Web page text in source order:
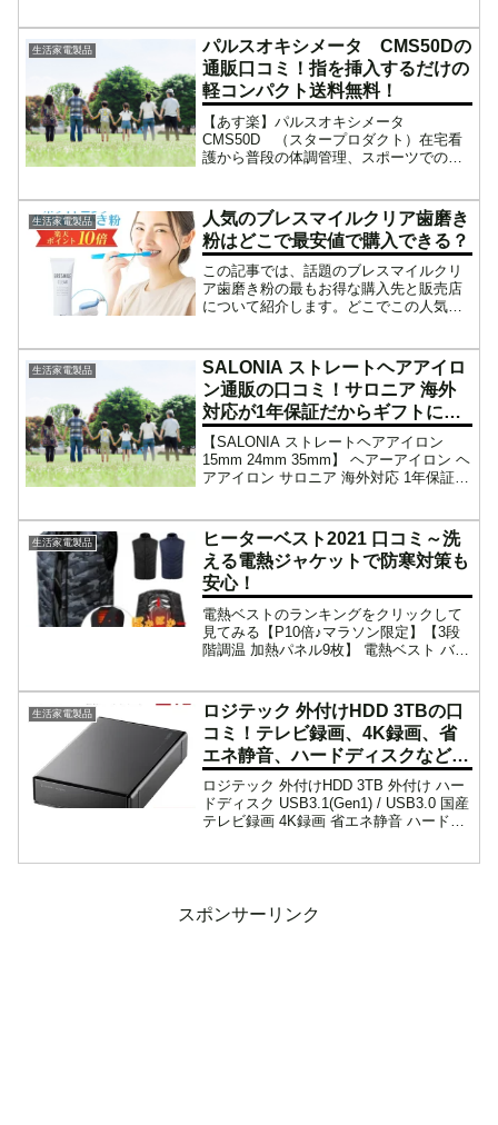
ょっとしたゴミがあって...
生活家電製品
パルスオキシメータ CMS50Dの
通販口コミ！指を挿入するだけの
軽コンパクト送料無料！
【あす楽】パルスオキシメータ
CMS50D （スタープロダクト）在宅看
護から普段の体調管理、スポーツでの健
（スタープロダクト）楽天で購入【あす
楽】パルスオキシメータ ...
生活家電製品
人気のブレスマイルクリア歯磨き
粉はどこで最安値で購入できる？
この記事では、話題のブレスマイルクリ
ア歯磨き粉の最もお得な購入先と販売店
について紹介します。どこでこの人気の
も安い価格で購入するにはどうすれば良
いのかこれらについて、ど...
生活家電製品
SALONIA ストレートヘアアイロ
ン通販の口コミ！サロニア 海外
対応が1年保証だからギフトに最
適！
【SALONIA ストレートヘアアイロン
15mm 24mm 35mm】 ヘアーアイロン ヘ
アアイロン サロニア 海外対応 1年保証
イロンチタニウムプレー...
生活家電製品
ヒーターベスト2021 口コミ～洗
える電熱ジャケットで防寒対策も
安心！
電熱ベストのランキングをクリックして
見てみる【P10倍♪マラソン限定】【3段
階調温 加熱パネル9枚】 電熱ベスト バッ
温 洗える ヒーターベスト 電熱ベスト...
生活家電製品
ロジテック 外付けHDD 3TBの口
コミ！テレビ録画、4K録画、省
エネ静音、ハードディスクなど特
選品
ロジテック 外付けHDD 3TB 外付け ハー
ドディスク USB3.1(Gen1) / USB3.0 国産
テレビ録画 4K録画 省エネ静音 ハードデ
スポンサーリンク